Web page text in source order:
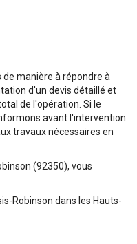
manière à répondre à
d'un devis détaillé et
de l'opération. Si le
avant l'intervention.
travaux nécessaires en
(92350), vous
Robinson dans les Hauts-